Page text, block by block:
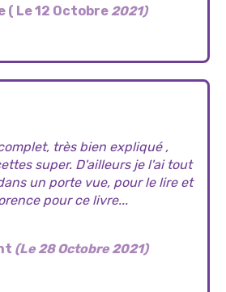
( Le 12 Octobre 2021)
très bien expliqué ,
super. D'ailleurs je l'ai tout
un porte vue, pour le lire et
pour ce livre...
(Le 28 Octobre 2021)